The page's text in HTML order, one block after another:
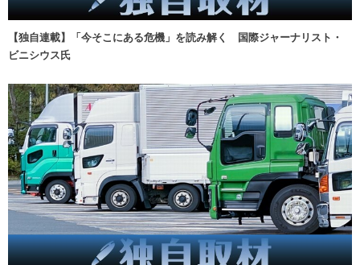
【独自連載】「今そこにある危機」を読み解く 国際ジャーナリスト・
ビニシウス氏